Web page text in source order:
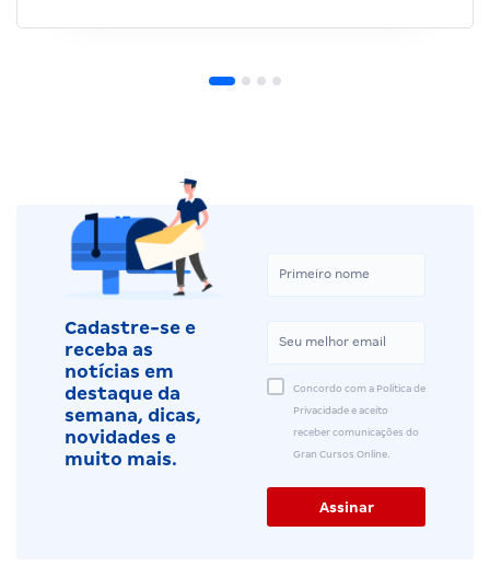
Cadastre-se e
receba as
notícias em
destaque da
semana, dicas,
novidades e
muito mais.
Concordo com a Política de
Privacidade e aceito
receber comunicações do
Gran Cursos Online.